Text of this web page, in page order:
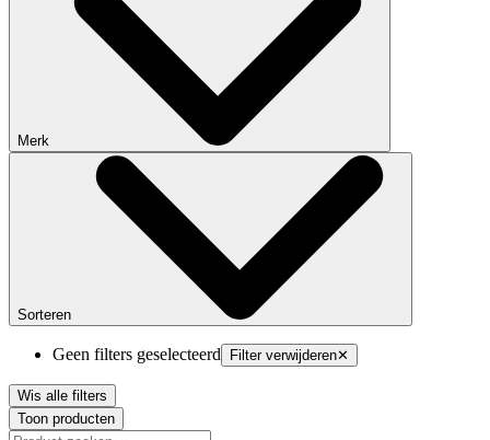
Merk
Sorteren
Geen filters geselecteerd Filter verwijderen✕
Wis alle filters
Toon producten